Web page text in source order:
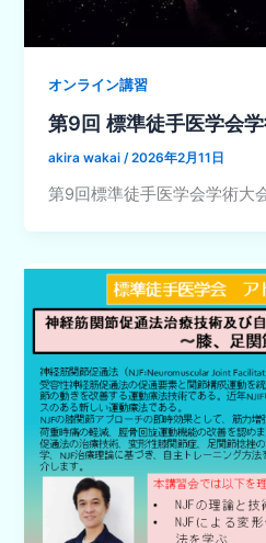
オンライン講習
第9回 標準徒手医学会
akira wakai/2026年2月11日
第9回標準徒手医学会学術大